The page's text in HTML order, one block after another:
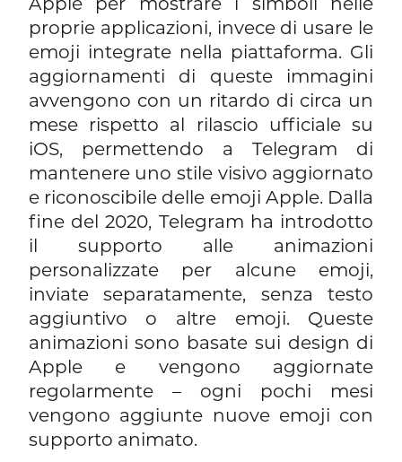
proprie applicazioni, invece di usare le
emoji integrate nella piattaforma. Gli
aggiornamenti di queste immagini
avvengono con un ritardo di circa un
mese rispetto al rilascio ufficiale su
iOS, permettendo a Telegram di
mantenere uno stile visivo aggiornato
e riconoscibile delle emoji Apple. Dalla
fine del 2020, Telegram ha introdotto
il supporto alle animazioni
personalizzate per alcune emoji,
inviate separatamente, senza testo
aggiuntivo o altre emoji. Queste
animazioni sono basate sui design di
Apple e vengono aggiornate
regolarmente – ogni pochi mesi
vengono aggiunte nuove emoji con
supporto animato.